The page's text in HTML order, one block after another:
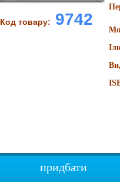
Код товару: 9742
придбати